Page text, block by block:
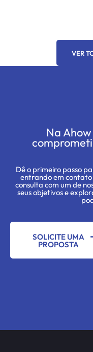
VER
Na
Dê o primeiro passo
entrando em contato
consulta com um de
seus objetivos e
SOLICITE UMA
PROPOSTA